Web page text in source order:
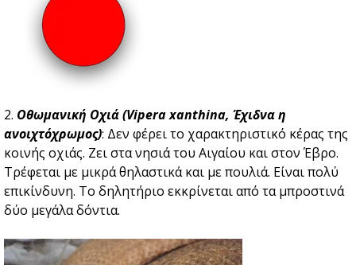
2. Οθωμανική Οχιά (Vipera xanthina, Έχιδνα η
ανοιχτόχρωμος): Δεν φέρει το χαρακτηριστικό κέρας της
κοινής οχιάς. Ζει στα νησιά του Αιγαίου και στον Έβρο.
Τρέφεται με μικρά θηλαστικά και με πουλιά. Είναι πολύ
επικίνδυνη. Το δηλητήριο εκκρίνεται από τα μπροστινά
δύο μεγάλα δόντια.